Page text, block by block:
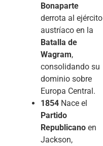
Bonaparte
derrota al ejército
austríaco en la
Batalla de
Wagram,
consolidando su
dominio sobre
Europa Central.
1854 Nace el
Partido
Republicano en
Jackson,